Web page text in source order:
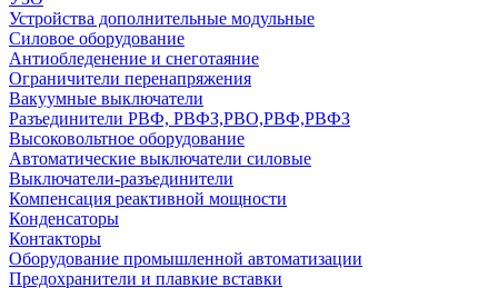
Устройства дополнительные модульные
Силовое оборудование
Антиобледенение и снеготаяние
Ограничители перенапряжения
Вакуумные выключатели
Разъединители РВФ, РВФЗ,РВО,РВФ,РВФЗ
Высоковольтное оборудование
Автоматические выключатели cиловые
Выключатели-разъединители
Компенсация реактивной мощности
Конденсаторы
Контакторы
Оборудование промышленной автоматизации
Предохранители и плавкие вставки